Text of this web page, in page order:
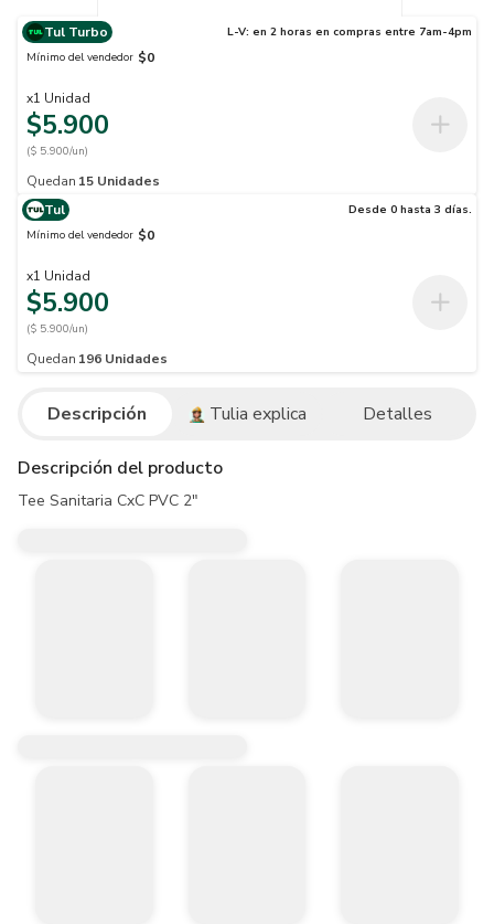
Tul Turbo
L-V: en 2 horas en compras entre 7am-4pm
Mínimo del vendedor $0
x1 Unidad
$5.900
($ 5.900/un)
Quedan 15 Unidades
Tul
Desde 0 hasta 3 días.
Mínimo del vendedor $0
x1 Unidad
$5.900
($ 5.900/un)
Quedan 196 Unidades
Descripción Tulia explica Detalles
Descripción del producto
Tee Sanitaria CxC PVC 2"